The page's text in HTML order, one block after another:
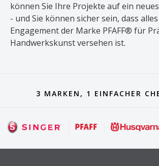
können Sie Ihre Projekte auf ein
- und Sie können sicher sein, dass
Engagement der Marke PFAFF® für
Handwerkskunst versehen ist.
3 MARKEN, 1 EINFACHER